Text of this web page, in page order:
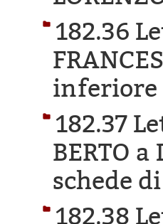
182.36
inferiore
182.37
BERTO a
schede
182.38